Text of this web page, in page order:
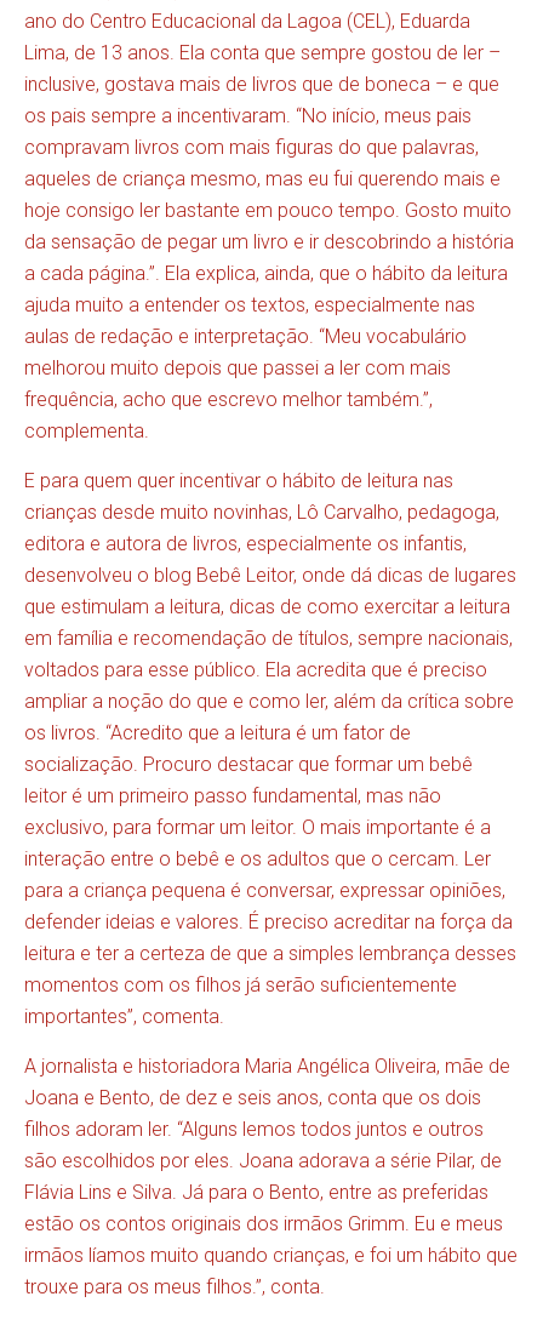
ano do Centro Educacional da Lagoa (CEL), Eduarda
Lima, de 13 anos. Ela conta que sempre gostou de ler –
inclusive, gostava mais de livros que de boneca – e que
os pais sempre a incentivaram. “No início, meus pais
compravam livros com mais figuras do que palavras,
aqueles de criança mesmo, mas eu fui querendo mais e
hoje consigo ler bastante em pouco tempo. Gosto muito
da sensação de pegar um livro e ir descobrindo a história
a cada página.”. Ela explica, ainda, que o hábito da leitura
ajuda muito a entender os textos, especialmente nas
aulas de redação e interpretação. “Meu vocabulário
melhorou muito depois que passei a ler com mais
frequência, acho que escrevo melhor também.”,
complementa.
E para quem quer incentivar o hábito de leitura nas
crianças desde muito novinhas, Lô Carvalho, pedagoga,
editora e autora de livros, especialmente os infantis,
desenvolveu o blog Bebê Leitor, onde dá dicas de lugares
que estimulam a leitura, dicas de como exercitar a leitura
em família e recomendação de títulos, sempre nacionais,
voltados para esse público. Ela acredita que é preciso
ampliar a noção do que e como ler, além da crítica sobre
os livros. “Acredito que a leitura é um fator de
socialização. Procuro destacar que formar um bebê
leitor é um primeiro passo fundamental, mas não
exclusivo, para formar um leitor. O mais importante é a
interação entre o bebê e os adultos que o cercam. Ler
para a criança pequena é conversar, expressar opiniões,
defender ideias e valores. É preciso acreditar na força da
leitura e ter a certeza de que a simples lembrança desses
momentos com os filhos já serão suficientemente
importantes”, comenta.
A jornalista e historiadora Maria Angélica Oliveira, mãe de
Joana e Bento, de dez e seis anos, conta que os dois
filhos adoram ler. “Alguns lemos todos juntos e outros
são escolhidos por eles. Joana adorava a série Pilar, de
Flávia Lins e Silva. Já para o Bento, entre as preferidas
estão os contos originais dos irmãos Grimm. Eu e meus
irmãos líamos muito quando crianças, e foi um hábito que
trouxe para os meus filhos.”, conta.